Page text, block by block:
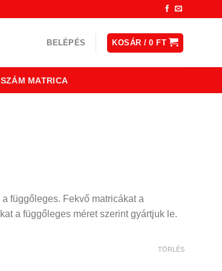
BELÉPÉS KOSÁR /0FT
MATRICA
függőleges. Fekvő matricákat a
a függőleges méret szerint gyártjuk le.
TÖRLÉS